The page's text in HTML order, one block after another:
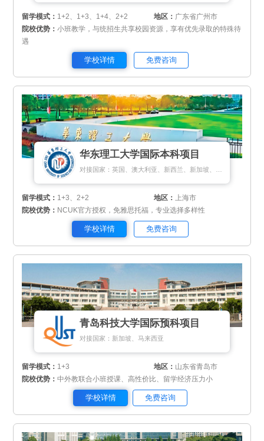
留学模式： 1+2、1+3、1+4、2+2 地区： 广东省广州市
院校优势：小班教学，与统招生共享校园资源，享有优先录取的特殊待
遇
学校详情 免费咨询
华东理工大学国际本科项目
留学模式： 1+3、2+2 地区： 上海市
院校优势： NCUK官方授权，免雅思托福，专业选择多样性
学校详情 免费咨询
青岛科技大学国际预科项目
对接国家：新加坡、马来西亚
留学模式： 1+3 地区： 山东省青岛市
院校优势：中外教联合小班授课、高性价比、留学经济压力小
学校详情 免费咨询